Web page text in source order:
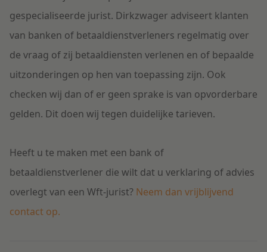
gespecialiseerde jurist. Dirkzwager adviseert klanten
van banken of betaaldienstverleners regelmatig over
de vraag of zij betaaldiensten verlenen en of bepaalde
uitzonderingen op hen van toepassing zijn. Ook
checken wij dan of er geen sprake is van opvorderbare
gelden. Dit doen wij tegen duidelijke tarieven.
Heeft u te maken met een bank of
betaaldienstverlener die wilt dat u verklaring of advies
overlegt van een Wft-jurist? Neem dan vrijblijvend
contact op.